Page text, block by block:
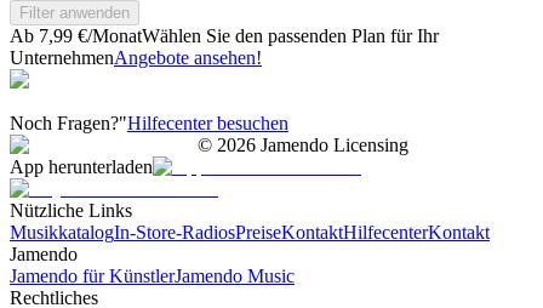
Filter anwenden
Ab 7,99 €/MonatWählen Sie den passenden Plan für Ihr
UnternehmenAngebote ansehen!
Noch Fragen?"Hilfecenter besuchen
© 2026 Jamendo Licensing
App herunterladen
Nützliche Links
MusikkatalogIn-Store-RadiosPreiseKontaktHilfecenterKontakt
Jamendo
Jamendo für KünstlerJamendo Music
Rechtliches